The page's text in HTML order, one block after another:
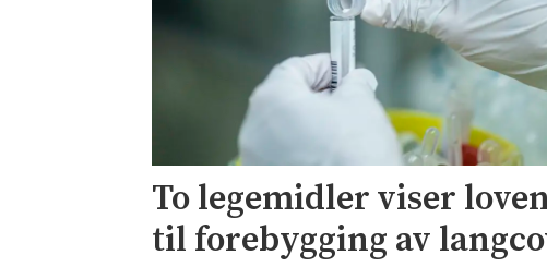
To legemidler viser
til forebygging av